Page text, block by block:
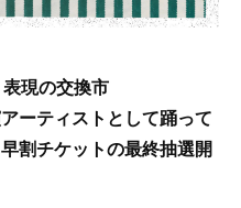
現の交換市
ーティストとして踊って
割チケットの最終抽選開